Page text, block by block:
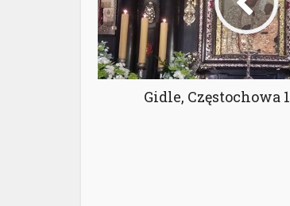
Gidle, Częstochowa